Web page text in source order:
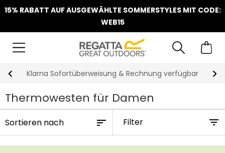
15% RABATT AUF AUSGEWÄHLTE SOMMERSTYLES MIT CODE:
WEB15
Klarna Sofortüberweisung & Rechnung verfügbar
Thermowesten für Damen
Filter